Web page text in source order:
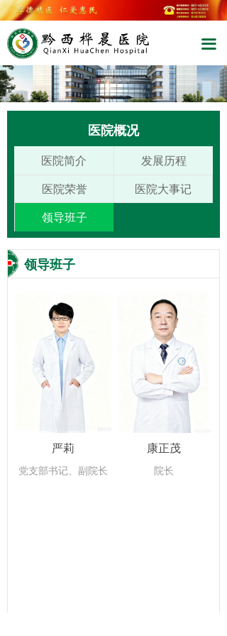
끀
医院概况
医院简介
发展历程
医院荣誉
医院大事记
领导班子
领导班子
严莉
党支部书记、副院长
康正茂
院长